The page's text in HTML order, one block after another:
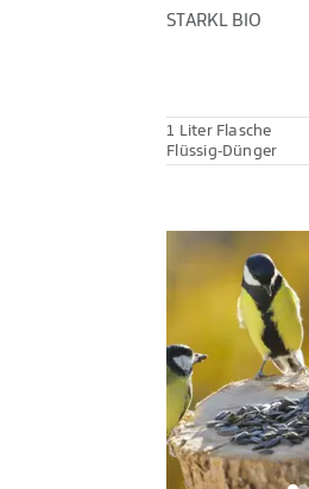
STARKL BIO
1 Liter Flasche
Flüssig-Dünger